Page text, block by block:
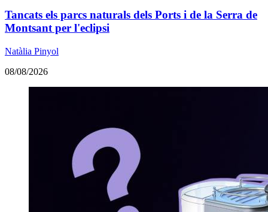
Tancats els parcs naturals dels Ports i de la Serra de
Montsant per l'eclipsi
Natàlia Pinyol
08/08/2026